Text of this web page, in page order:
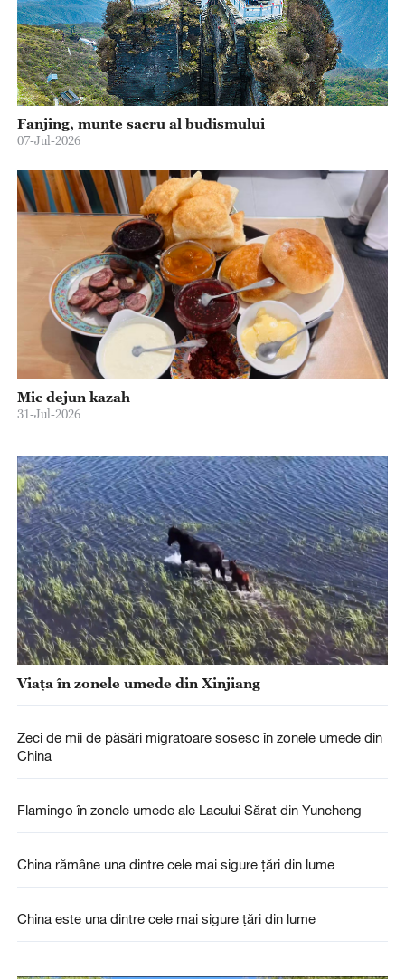
Fanjing, munte sacru al budismului
07-Jul-2026
Mic dejun kazah
31-Jul-2026
Viața în zonele umede din Xinjiang
Zeci de mii de păsări migratoare sosesc în zonele umede din
China
Flamingo în zonele umede ale Lacului Sărat din Yuncheng
China rămâne una dintre cele mai sigure țări din lume
China este una dintre cele mai sigure țări din lume